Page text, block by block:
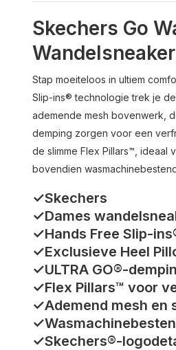
Skechers Go
Stap moeiteloos in ultiem
Slip-ins® technologie trek je
ademende mesh bovenwerk,
demping zorgen voor een
de slimme Flex Pillars™,
bovendien
✓Skechers
✓Dames
✓Hands Free Slip-
✓Exclusieve Heel
✓ULTRA GO®-
✓Flex Pillars™ voor
✓Ademend mesh en
✓Skechers®-